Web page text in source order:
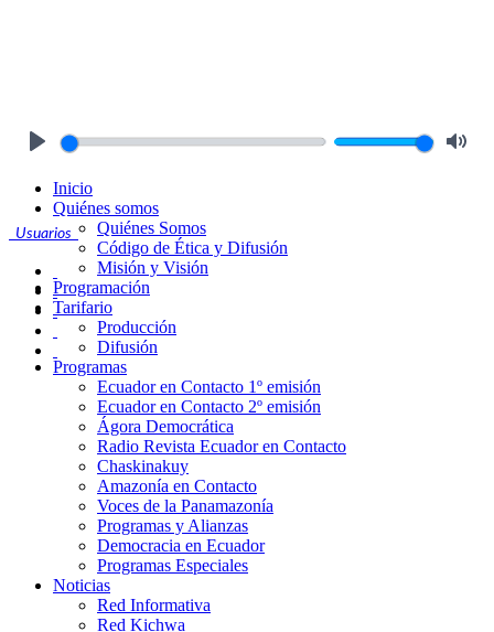
Usuarios
Inicio
Quiénes somos
Quiénes Somos
Código de Ética y Difusión
Misión y Visión
Programación
Tarifario
Producción
Difusión
Programas
Ecuador en Contacto 1º emisión
Ecuador en Contacto 2º emisión
Ágora Democrática
Radio Revista Ecuador en Contacto
Chaskinakuy
Amazonía en Contacto
Voces de la Panamazonía
Programas y Alianzas
Democracia en Ecuador
Programas Especiales
Noticias
Red Informativa
Red Kichwa